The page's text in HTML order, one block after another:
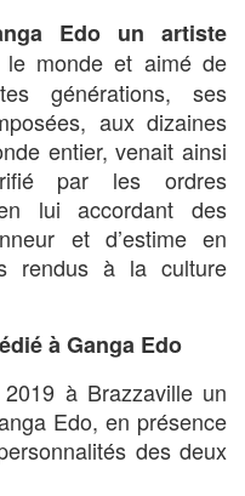
Edo un artiste
monde et aimé de
générations, ses
aux dizaines
entier, venait ainsi
par les ordres
lui accordant des
et d’estime en
rendus à la culture
à Ganga Edo
à Brazzaville un
Edo, en présence
des deux